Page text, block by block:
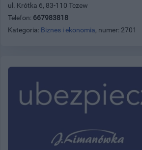
ul. Krótka 6, 83-110 Tczew
Telefon: 667983818
Kategoria: Biznes i ekonomia, numer: 2701